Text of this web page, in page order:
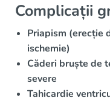
Complicații
Priapism (erecție
ischemie)
Căderi bruște de
severe
Tahicardie